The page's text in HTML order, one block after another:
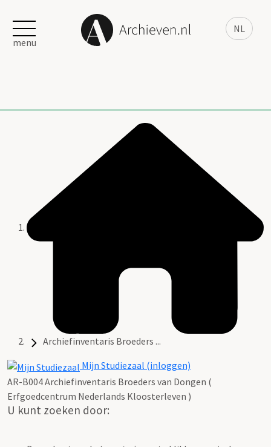
NL
menu
Archiefinventaris Broeders ...
Mijn Studiezaal (inloggen)
AR-B004 Archiefinventaris Broeders van Dongen (
Erfgoedcentrum Nederlands Kloosterleven )
U kunt zoeken door: